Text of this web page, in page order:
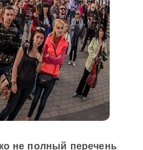
не полный перечень